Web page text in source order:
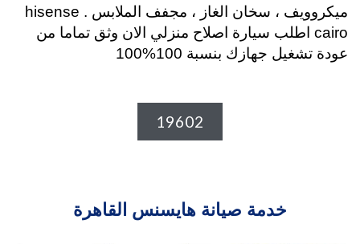
ميكروويف ، سخان الغاز ، مجفف الملابس . hisense
cairo اطلب سيارة اصلاح منزلي الان وثق تماما من
عودة تشغيل جهازك بنسبة 100%100
19602
خدمة صيانة هايسنس القاهرة